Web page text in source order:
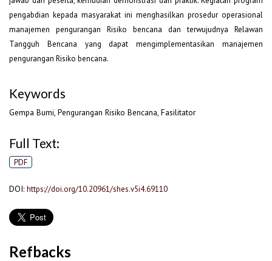
pengabdian kepada masyarakat ini menghasilkan prosedur operasional
manajemen pengurangan Risiko bencana dan terwujudnya Relawan
Tangguh Bencana yang dapat mengimplementasikan manajemen
pengurangan Risiko bencana.
Keywords
Gempa Bumi, Pengurangan Risiko Bencana, Fasilitator
Full Text:
PDF
DOI: https://doi.org/10.20961/shes.v5i4.69110
Refbacks